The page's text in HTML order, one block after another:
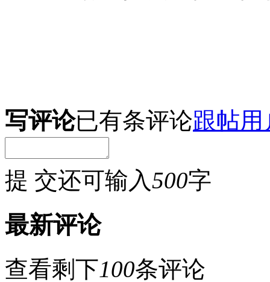
写评论已有条评论跟帖
提 交还可输入500字
最新评论
查看剩下100条评论